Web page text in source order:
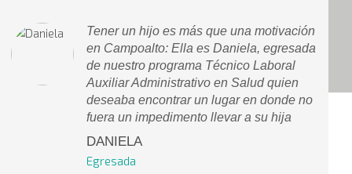
Tener un hijo es más que una motivación
en Campoalto: Ella es Daniela, egresada
de nuestro programa Técnico Laboral
Auxiliar Administrativo en Salud quien
deseaba encontrar un lugar en donde no
fuera un impedimento llevar a su hija
DANIELA
Egresada